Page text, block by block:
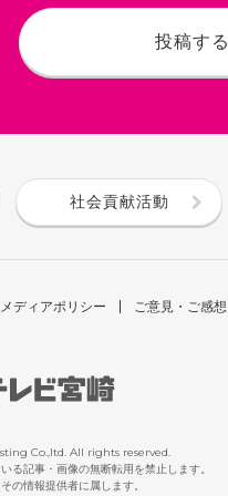
投稿する
社会貢献活動
ディアポリシー ご意見・ご感想
Co.,ltd. All rights reserved.
る記事・画像の無断転用を禁止します。
の情報提供者に属します。